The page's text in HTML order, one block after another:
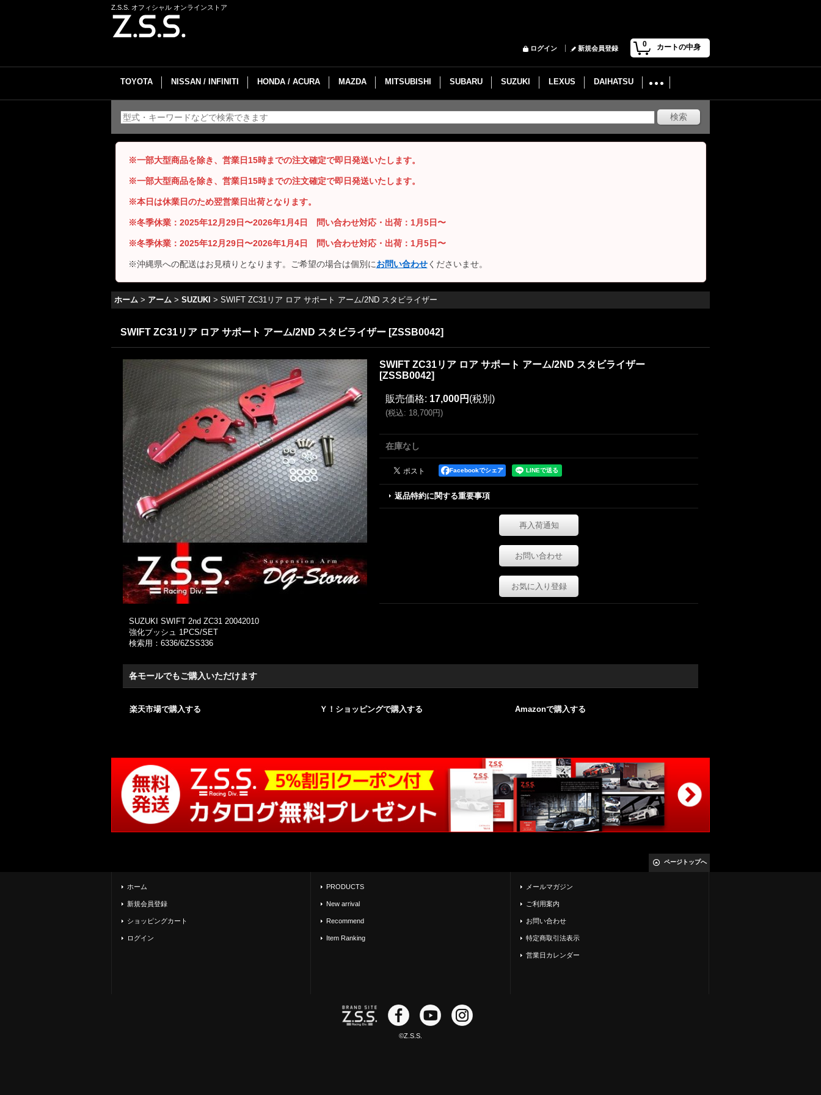
Z.S.S. オフィシャル オンラインストア
0 カートの中身
ログイン 新規会員登録
TOYOTA NISSAN / INFINITI HONDA / ACURA MAZDA MITSUBISHI SUBARU SUZUKI LEXUS DAIHATSU
※一部大型商品を除き、営業日15時までの注文確定で即日発送いたします。
※一部大型商品を除き、営業日15時までの注文確定で即日発送いたします。
※本日は休業日のため翌営業日出荷となります。
※冬季休業：2025年12月29日〜2026年1月4日 問い合わせ対応・出荷：1月5日〜
※冬季休業：2025年12月29日〜2026年1月4日 問い合わせ対応・出荷：1月5日〜
※沖縄県への配送はお見積りとなります。ご希望の場合は個別にお問い合わせくださいませ。
ホーム > アーム > SUZUKI > SWIFT ZC31リア ロア サポート アーム/2ND スタビライザー
SWIFT ZC31リア ロア サポート アーム/2ND スタビライザー [ZSSB0042]
SWIFT ZC31リア ロア サポート アーム/2ND スタビライザー
[ZSSB0042]
販売価格: 17,000円 (税別)
(税込: 18,700円)
在庫なし
Facebookでシェア
返品特約に関する重要事項
再入荷通知
お問い合わせ
お気に入り登録
SUZUKI SWIFT 2nd ZC31 20042010
強化ブッシュ 1PCS/SET
検索用：6336/6ZSS336
各モールでもご購入いただけます
楽天市場で購入する Ｙ！ショッピングで購入する Amazonで購入する
ページトップへ
ホーム
新規会員登録
ショッピングカート
ログイン
PRODUCTS
New arrival
Recommend
Item Ranking
メールマガジン
ご利用案内
お問い合わせ
特定商取引法表示
営業日カレンダー
©Z.S.S.